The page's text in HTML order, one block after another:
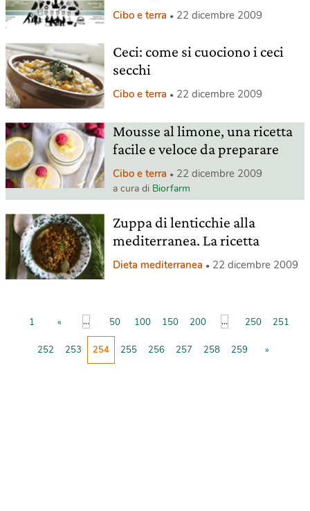
Cibo e terra 22 dicembre 2009
Ceci: come si cuociono i ceci
secchi
Cibo e terra 22 dicembre 2009
Mousse al limone, una ricetta
facile e veloce da preparare
Cibo e terra 22 dicembre 2009
a cura di Biorfarm
Zuppa di lenticchie alla
mediterranea. La ricetta
Dieta mediterranea 22 dicembre 2009
1 « ... 50 100 150 200 ... 250 251
252 253 254 255 256 257 258 259 »